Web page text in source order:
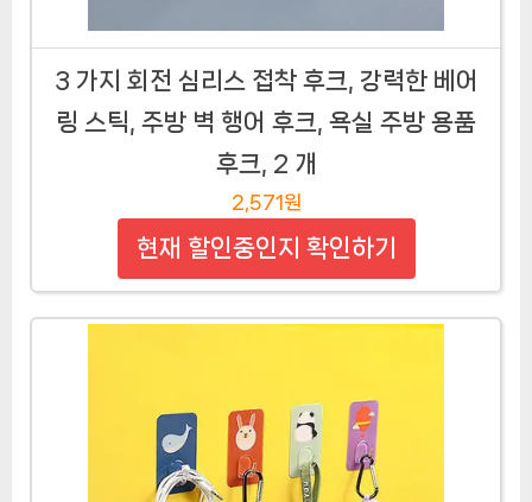
3 가지 회전 심리스 접착 후크, 강력한 베어
링 스틱, 주방 벽 행어 후크, 욕실 주방 용품
후크, 2 개
2,571원
현재 할인중인지 확인하기